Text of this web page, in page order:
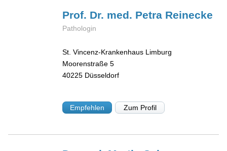
Prof. Dr. med. Petra Reinecke
Pathologin
St. Vincenz-Krankenhaus Limburg
Moorenstraße 5
40225 Düsseldorf
Empfehlen Zum Profil